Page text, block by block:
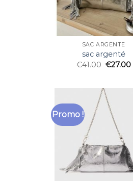
SAC ARGENTÉ
sac argenté
€41.00 €27.00
Promo !